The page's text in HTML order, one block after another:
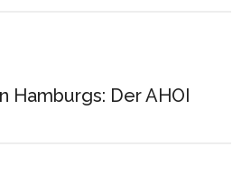
Hamburgs: Der AHOI